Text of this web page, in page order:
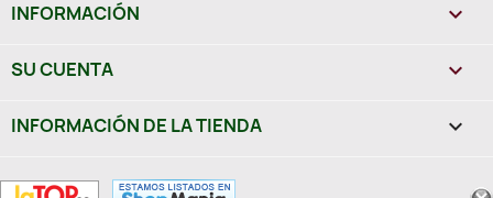
INFORMACIÓN 
SU CUENTA 
INFORMACIÓN DE LA TIENDA keyboard_arrow_down